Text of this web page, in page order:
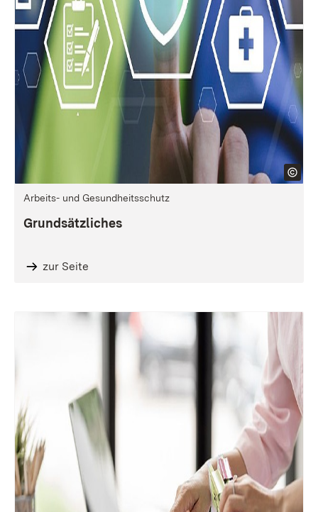
Arbeits- und Gesundheitsschutz
Grundsätzliches
zur Seite